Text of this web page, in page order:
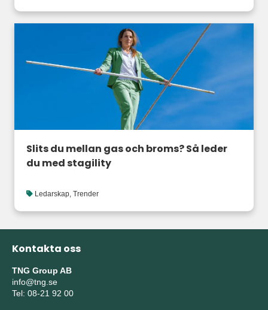
Slits du mellan gas och broms? Så leder
du med stagility
Ledarskap, Trender
Kontakta oss
TNG Group AB
info@tng.se
Tel: 08-21 92 00